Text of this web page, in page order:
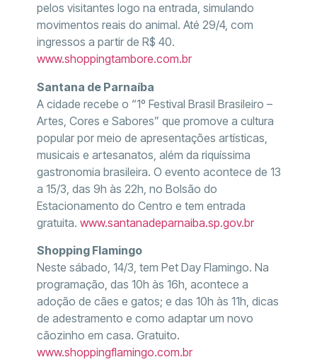
pelos visitantes logo na entrada, simulando
movimentos reais do animal. Até 29/4, com
ingressos a partir de R$ 40.
www.shoppingtambore.com.br
Santana de Parnaíba
A cidade recebe o “1º Festival Brasil Brasileiro –
Artes, Cores e Sabores” que promove a cultura
popular por meio de apresentações artísticas,
musicais e artesanatos, além da riquíssima
gastronomia brasileira. O evento acontece de 13
a 15/3, das 9h às 22h, no Bolsão do
Estacionamento do Centro e tem entrada
gratuita. www.santanadeparnaiba.sp.gov.br
Shopping Flamingo
Neste sábado, 14/3, tem Pet Day Flamingo. Na
programação, das 10h às 16h, acontece a
adoção de cães e gatos; e das 10h às 11h, dicas
de adestramento e como adaptar um novo
cãozinho em casa. Gratuito.
www.shoppingflamingo.com.br